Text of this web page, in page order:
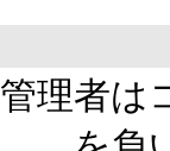
理者は